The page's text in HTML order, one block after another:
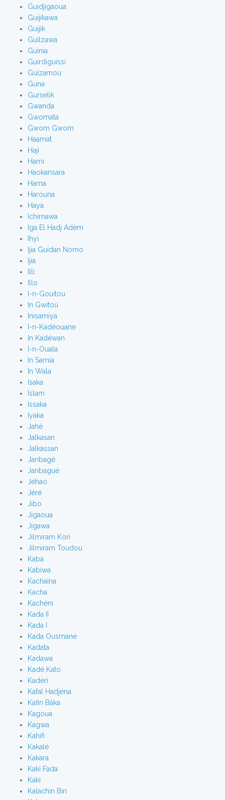
Guidjigaoua
Guijikawa
Guijik
Guilzawa
Guinia
Guirdiguissi
Guizamou
Guna
Gurselik
Gwanda
Gwomata
Gwom Gwom
Haamat
Haji
Hami
Haokansara
Harna
Harouna
Haya
Ichirnawa
Iga El Hadj Adèm
Ihyi
Ijia Guidan Nomo
Ijia
Illi
Illo
I-n-Gouitou
In Gwitou
Inisamiya
I-n-Kadéouane
In Kadéwan
I-n-Ouala
In Samia
In Wala
Isaka
Islam
Issaka
Iyaka
Jahé
Jalkasan
Jalkassan
Janbagé
Janbagué
Jéhao
Jéré
Jibo
Jigaoua
Jigawa
Jilmiram Kori
Jilmiram Toudou
Kaba
Kabiwa
Kachaïna
Kacha
Kachéni
Kada II
Kada I
Kada Ousmane
Kadata
Kadawa
Kadé Kato
Kadéri
Kafal Hadjéna
Kafin Bâka
Kagoua
Kagwa
Kahifi
Kakalé
Kakara
Kaki Fada
Kaki
Kalachin Biri